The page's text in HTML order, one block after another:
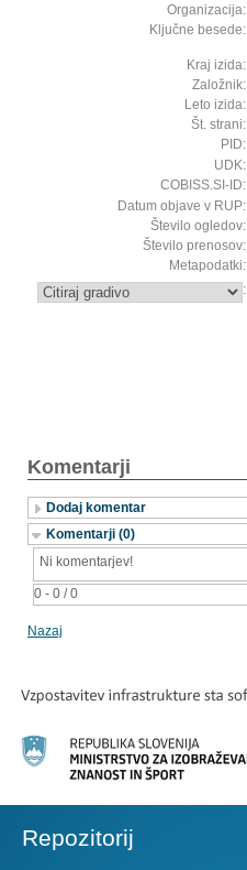
Organizacija:
Ključne besede:
Kraj izida:
Založnik:
Leto izida:
Št. strani:
PID:
UDK:
COBISS.SI-ID:
Datum objave v RUP:
Število ogledov:
Število prenosov:
Metapodatki:
:
Komentarji
Dodaj komentar
Komentarji (0)
0 - 0 / 0
Ni komentarjev!
Nazaj
Repozitorij